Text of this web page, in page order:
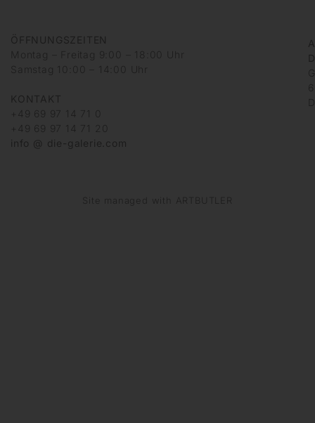
ÖFFNUNGSZEITEN
Montag – Freitag 9:00 – 18:00 Uhr
Samstag 10:00 – 14:00 Uhr
KONTAKT
+49 69 97 14 71 0
+49 69 97 14 71 20
info @ die-galerie.com
Site managed with ARTBUTLER